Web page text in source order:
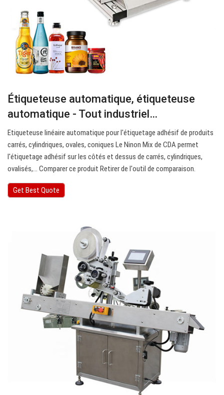
Étiqueteuse automatique, étiqueteuse
automatique - Tout industriel…
Etiqueteuse linéaire automatique pour l'étiquetage adhésif de produits
carrés, cylindriques, ovales, coniques Le Ninon Mix de CDA permet
l'étiquetage adhésif sur les côtés et dessus de carrés, cylindriques,
ovalisés,… Comparer ce produit Retirer de l'outil de comparaison.
Get Best Quote